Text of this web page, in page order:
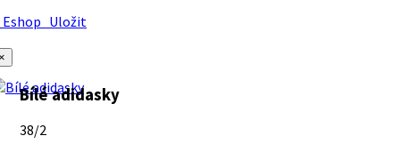
Uložit
Bílé adidasky
38/2